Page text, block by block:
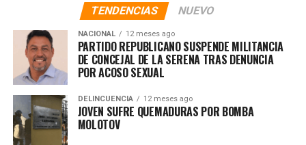
TENDENCIAS NUEVO
NACIONAL 12 meses ago
PARTIDO REPUBLICANO SUSPENDE MILITANCIA
DE CONCEJAL DE LA SERENA TRAS DENUNCIA
POR ACOSO SEXUAL
DELINCUENCIA 12 meses ago
JOVEN SUFRE QUEMADURAS POR BOMBA
MOLOTOV